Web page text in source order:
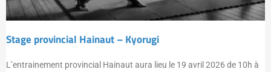
Stage provincial Hainaut – Kyorugi
L’entrainement provincial Hainaut aura lieu le 19 avril 2026 de 10h à